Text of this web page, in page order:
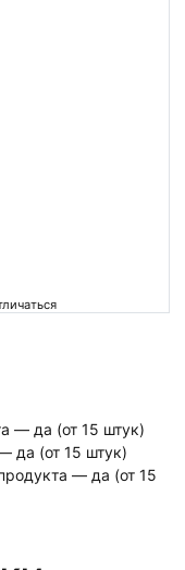
— да (от 15 штук)
да (от 15 штук)
— да (от 15